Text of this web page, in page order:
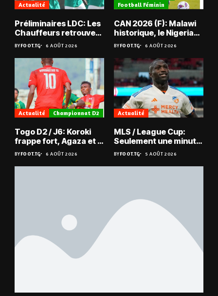
Actualité
Préliminaires LDC: Les
Chauffeurs retrouvent
les Mimos
BYFOOT.TG 6 AOÛT 2026
Football Féminin
CAN 2026 (F): Malawi
historique, le Nigeria
sauvé, la Zambie
éliminée
BYFOOT.TG 6 AOÛT 2026
Actualité Championnat D2
Togo D2 / J6: Koroki
frappe fort, Agaza et la
JCA assurent,
suspense avant Sara
FC – Doumbé FC
BYFOOT.TG 6 AOÛT 2026
Actualité
MLS / League Cup:
Seulement une minute
de jeu pour Kévin
Denkey
BYFOOT.TG 5 AOÛT 2026